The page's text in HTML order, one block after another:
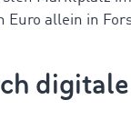
Euro allein in
digitale